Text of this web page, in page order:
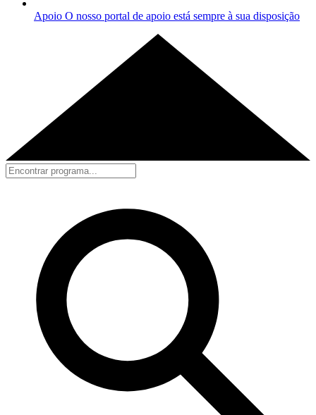
Apoio O nosso portal de apoio está sempre à sua disposição